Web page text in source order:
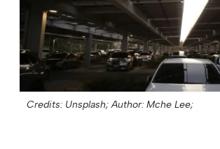
Credits: Unsplash; Author: Mche Lee;